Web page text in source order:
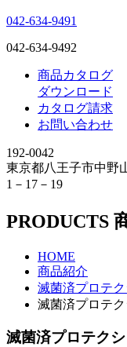
042-634-9491
042-634-9492
商品カタログ
ダウンロード
カタログ請求
お問い合わせ
192-0042
東京都八王子市中野
1－17－19
PRODUCTS
HOME
商品紹介
滅菌済プロテ
滅菌済プロテ
滅菌済プロテク